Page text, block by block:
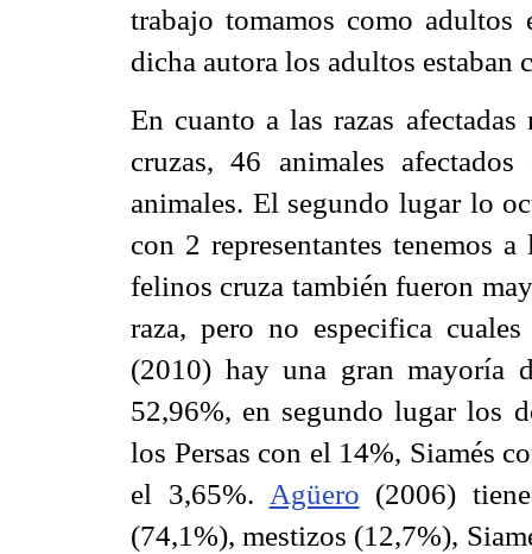
trabajo tomamos como
dicha autora los adultos estaban
En cuanto a las razas
cruzas, 46 animales
animales. El segundo lugar lo
con 2 representantes tenemos
felinos cruza también fueron
raza, pero no especifica
(2010) hay una gran mayoría
52,96%, en segundo lugar los
los Persas con el 14%, Siamés
el 3,65%. Agüero (2006)
(74,1%), mestizos (12,7%),